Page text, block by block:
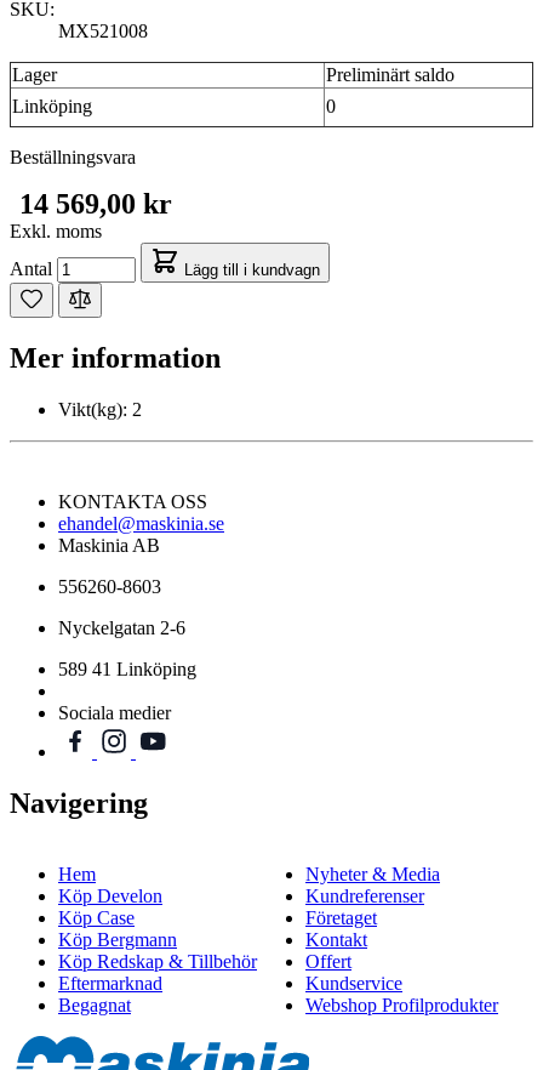
SKU:
MX521008
Lager
Preliminärt saldo
Linköping
0
Beställningsvara
14 569,00 kr
Exkl. moms
Antal
Lägg till i kundvagn
Mer information
Vikt(kg): 2
KONTAKTA OSS
ehandel@maskinia.se
Maskinia AB
556260-8603
Nyckelgatan 2-6
589 41 Linköping
Sociala medier
Navigering
Hem
Köp Develon
Köp Case
Köp Bergmann
Köp Redskap & Tillbehör
Eftermarknad
Begagnat
Nyheter & Media
Kundreferenser
Företaget
Kontakt
Offert
Kundservice
Webshop Profilprodukter